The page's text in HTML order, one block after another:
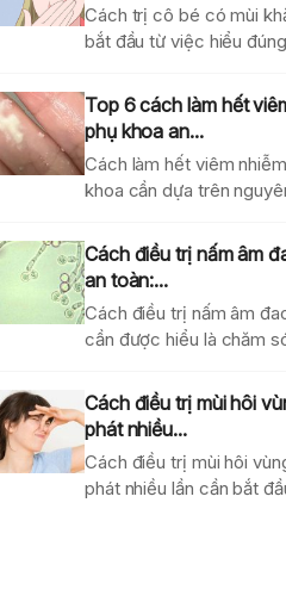
Cách trị cô bé có mùi
bắt đầu từ việc hiểu
Top 6 cách làm hết
phụ khoa an...
Cách làm hết viêm
khoa cần dựa trên
Cách điều trị nấm âm
an toàn:...
Cách điều trị nấm âm
cần được hiểu là chăm
Cách điều trị mùi hôi
phát nhiều...
Cách điều trị mùi hôi
phát nhiều lần cần bắt